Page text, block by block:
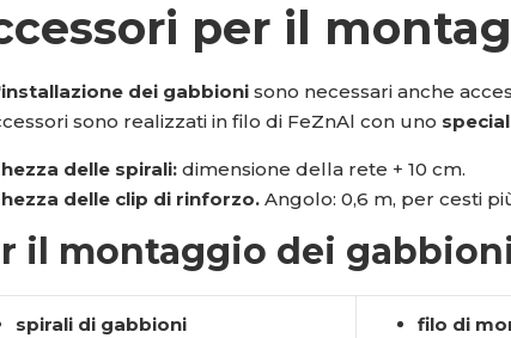
per il
dei gabbioni sono necessari anche
sono realizzati in filo di FeZnAl con uno
delle spirali: dimensione della rete + 10 cm.
delle clip di rinforzo. Angolo: 0,6 m, per cesti
il montaggio dei
spirali di gabbioni
filo di